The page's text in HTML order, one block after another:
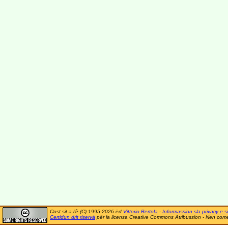
Cost sit a l'è (C) 1995-2026 ëd Vittorio Bertola - Informassion sla privacy e
Certidun drit riservà për la licensa Creative Commons Atribussion - Nen